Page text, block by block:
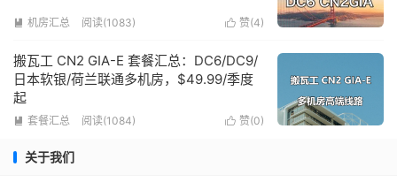
 机房汇总 阅读(1083)  赞(4)
搬瓦工 CN2 GIA-E 套餐汇总：DC6/DC9/
日本软银/荷兰联通多机房，$49.99/季度
起
 套餐汇总 阅读(1084)  赞(0)
关于我们